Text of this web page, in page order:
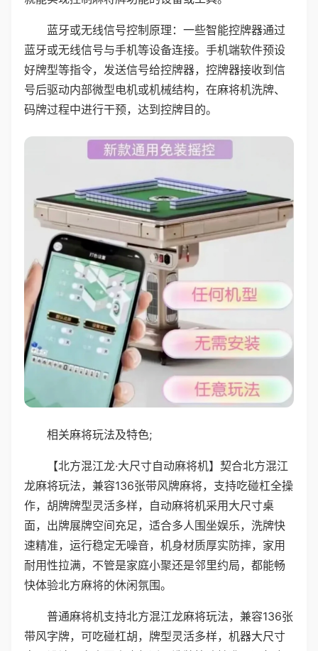
蓝牙或无线信号控制原理：一些智能控牌器通过
蓝牙或无线信号与手机等设备连接。手机端软件预设
好牌型等指令，发送信号给控牌器，控牌器接收到信
号后驱动内部微型电机或机械结构，在麻将机洗牌、
码牌过程中进行干预，达到控牌目的。
相关麻将玩法及特色;
【北方混江龙·大尺寸自动麻将机】契合北方混江
龙麻将玩法，兼容136张带风牌麻将，支持吃碰杠全操
作，胡牌牌型灵活多样，自动麻将机采用大尺寸桌
面，出牌展牌空间充足，适合多人围坐娱乐，洗牌快
速精准，运行稳定无噪音，机身材质厚实防摔，家用
耐用性拉满，不管是家庭小聚还是邻里约局，都能畅
快体验北方麻将的休闲氛围。
普通麻将机支持北方混江龙麻将玩法，兼容136张
带风字牌，可吃碰杠胡，牌型灵活多样，机器大尺寸